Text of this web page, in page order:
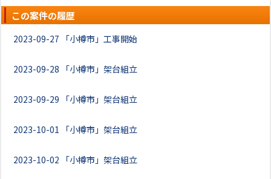
この案件の履歴
2023-09-27 「小樽市」工事開始
2023-09-28 「小樽市」架台組立
2023-09-29 「小樽市」架台組立
2023-10-01 「小樽市」架台組立
2023-10-02 「小樽市」架台組立